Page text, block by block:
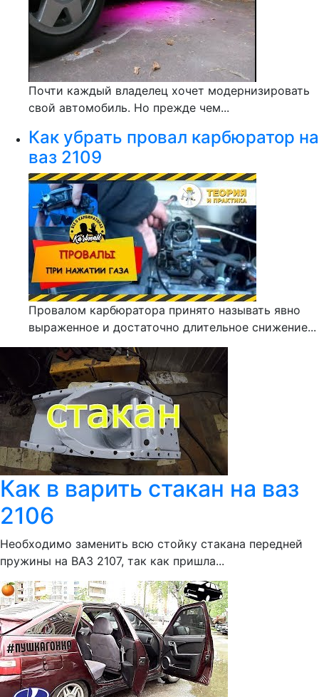
Почти каждый владелец хочет модернизировать
свой автомобиль. Но прежде чем...
Как убрать провал карбюратор на
ваз 2109
Провалом карбюратора принято называть явно
выраженное и достаточно длительное снижение...
Как в варить стакан на ваз
2106
Необходимо заменить всю стойку стакана передней
пружины на ВАЗ 2107, так как пришла...